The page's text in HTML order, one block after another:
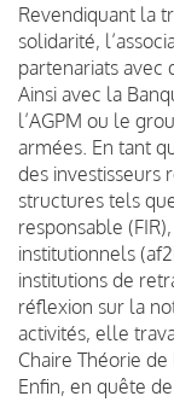
Revendiquant la
solidarité,
partenariats avec
Ainsi avec la
l’AGPM ou le
armées. En tant
des investisseurs
structures tels
responsable
institutionnels
institutions de
réflexion sur la
activités, elle
Chaire Théorie de
Enfin, en quête